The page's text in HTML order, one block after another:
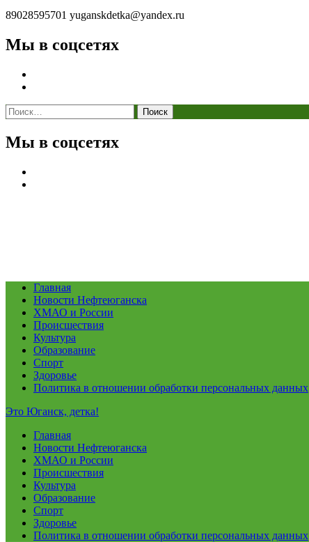
89028595701 yuganskdetka@yandex.ru
Мы в соцсетях
Найти:
Мы в соцсетях
Главная
Новости Нефтеюганска
ХМАО и России
Происшествия
Культура
Образование
Спорт
Здоровье
Политика в отношении обработки персональных данных
Это Юганск, детка!
Главная
Новости Нефтеюганска
ХМАО и России
Происшествия
Культура
Образование
Спорт
Здоровье
Политика в отношении обработки персональных данных